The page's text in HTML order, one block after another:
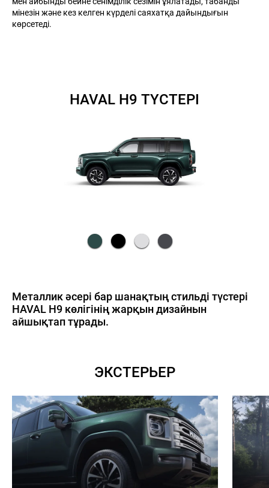
мінезін және кез келген күрделі саяхатқа дайындығын
көрсетеді.
HAVAL H9 ТҮСТЕРІ
Металлик әсері бар шанақтың стильді түстері
HAVAL H9 көлігінің жарқын дизайнын
айшықтап тұрады.
ЭКСТЕРЬЕР